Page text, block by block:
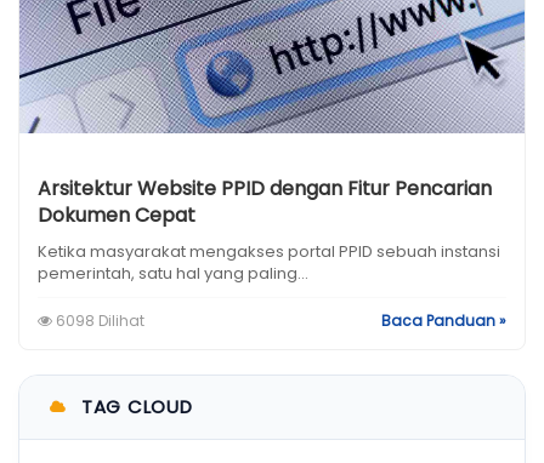
Arsitektur Website PPID dengan Fitur Pencarian
Dokumen Cepat
Ketika masyarakat mengakses portal PPID sebuah instansi
pemerintah, satu hal yang paling...
6098 Dilihat Baca Panduan »
TAG CLOUD